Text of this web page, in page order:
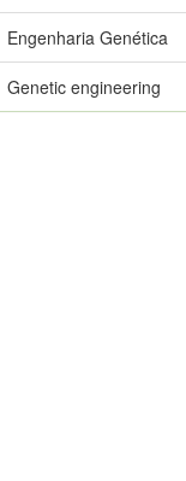
Engenharia Genética
Genetic engineering